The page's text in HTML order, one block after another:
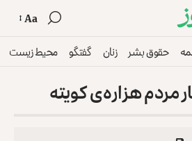
Aa
حقوق بشر زنان گفتگو محیط زیست
هزاره‌ی کویته